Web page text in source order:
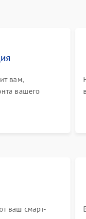
вам,
вашего
ваши
ваш смарт-